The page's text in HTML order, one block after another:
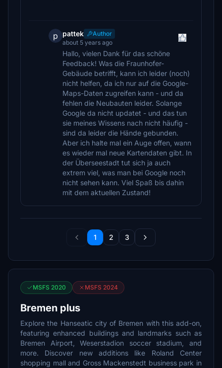
p pattek
Author
about 5 years ago
Hallo, vielen Dank für das schöne
Feedback! Was die Fraunhofer-
Gebäude betrifft, kann ich leider (noch)
nicht helfen, da ich nur auf die Google-
Maps-Daten zugreifen kann - und da
fehlen die Neubauten leider. Solange
Google da nicht updatet - und das tun
sie meines Wissens nach nicht häufig -
sind da leider die Hände gebunden.
Aber ich halte mal ein Auge offen, wann
es wieder mal neue Kartendaten gibt. In
der Überseestadt tut sich ja auch
extrem viel, was man bei Google noch
nicht sehen kann. Viel Spaß bis dahin
mit dem aktuellen Zustand!
1 2 3
MSFS 2020 MSFS 2024
Bremen plus
Explore the Hanseatic city of Bremen with this add-on,
featuring enhanced buildings and landmarks such as
Bremen Airport, Weserstadion soccer stadium, and
more. Discover new additions like Roland Center
shopping mall and Gross Mackenstedt business park in